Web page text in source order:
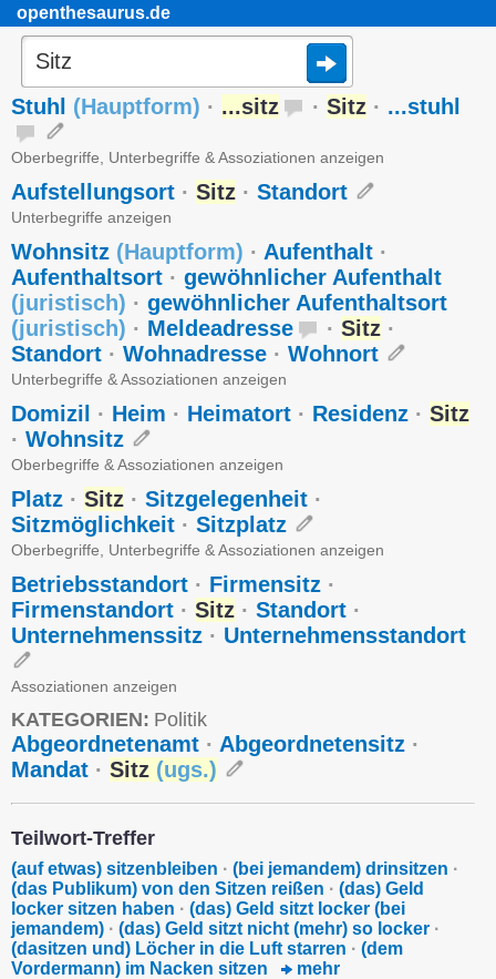
openthesaurus.de
Stuhl (Hauptform) · ...sitz · Sitz · ...stuhl
Oberbegriffe, Unterbegriffe & Assoziationen anzeigen
Aufstellungsort · Sitz · Standort
Unterbegriffe anzeigen
Wohnsitz (Hauptform) · Aufenthalt ·
Aufenthaltsort · gewöhnlicher Aufenthalt
(juristisch) · gewöhnlicher Aufenthaltsort
(juristisch) · Meldeadresse · Sitz ·
Standort · Wohnadresse · Wohnort
Unterbegriffe & Assoziationen anzeigen
Domizil · Heim · Heimatort · Residenz · Sitz
· Wohnsitz
Oberbegriffe & Assoziationen anzeigen
Platz · Sitz · Sitzgelegenheit ·
Sitzmöglichkeit · Sitzplatz
Oberbegriffe, Unterbegriffe & Assoziationen anzeigen
Betriebsstandort · Firmensitz ·
Firmenstandort · Sitz · Standort ·
Unternehmenssitz · Unternehmensstandort
Assoziationen anzeigen
KATEGORIEN: Politik
Abgeordnetenamt · Abgeordnetensitz ·
Mandat · Sitz (ugs.)
Teilwort-Treffer
(auf etwas) sitzenbleiben · (bei jemandem) drinsitzen ·
(das Publikum) von den Sitzen reißen · (das) Geld
locker sitzen haben · (das) Geld sitzt locker (bei
jemandem) · (das) Geld sitzt nicht (mehr) so locker ·
(dasitzen und) Löcher in die Luft starren · (dem
Vordermann) im Nacken sitzen
mehr